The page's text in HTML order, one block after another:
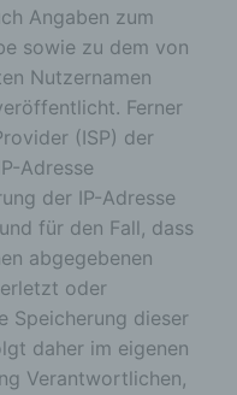
Angaben zum
sowie zu dem von
Nutzernamen
Ferner
(ISP) der
Adresse
der IP-Adresse
für den Fall, dass
abgegebenen
oder
Speicherung dieser
daher im eigenen
Verantwortlichen,
eine eindeutige
aus einer
und
zugeordnet
gespeichert
besuchten
individuellen
von anderen
enthalten,
Internetbrowser
ID wiedererkannt
kann den Nutzern
Services
Setzung nicht